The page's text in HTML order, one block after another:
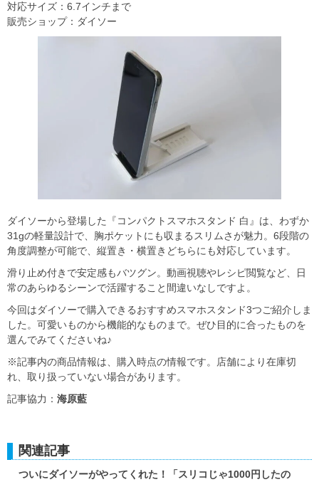
対応サイズ：6.7インチまで
販売ショップ：ダイソー
ダイソーから登場した『コンパクトスマホスタンド 白』は、わずか
31gの軽量設計で、胸ポケットにも収まるスリムさが魅力。6段階の
角度調整が可能で、縦置き・横置きどちらにも対応しています。
滑り止め付きで安定感もバツグン。動画視聴やレシピ閲覧など、日
常のあらゆるシーンで活躍すること間違いなしですよ。
今回はダイソーで購入できるおすすめスマホスタンド3つご紹介しま
した。可愛いものから機能的なものまで。ぜひ目的に合ったものを
選んでみてくださいね♪
※記事内の商品情報は、購入時点の情報です。店舗により在庫切
れ、取り扱っていない場合があります。
記事協力： 海原藍
関連記事
ついにダイソーがやってくれた！「スリコじゃ1000円したの